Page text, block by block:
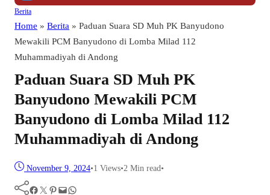
Berita
Home » Berita » Paduan Suara SD Muh PK Banyudono
Mewakili PCM Banyudono di Lomba Milad 112
Muhammadiyah di Andong
Paduan Suara SD Muh PK
Banyudono Mewakili PCM
Banyudono di Lomba Milad 112
Muhammadiyah di Andong
November 9, 2024•1 Views•2 Min read•
Facebook Twitter Pinterest Mail WhatsApp